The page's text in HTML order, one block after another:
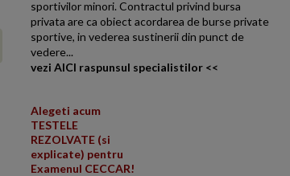
sportivilor minori. Contractul privind bursa
privata are ca obiect acordarea de burse private
sportive, in vederea sustinerii din punct de
vedere...
vezi AICI raspunsul specialistilor <<
Alegeti acum
TESTELE
REZOLVATE (si
explicate) pentru
Examenul CECCAR!